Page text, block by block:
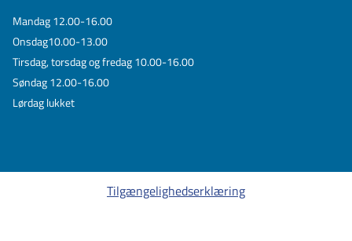
Mandag 12.00-16.00
Onsdag10.00-13.00
Tirsdag, torsdag og fredag 10.00-16.00
Søndag 12.00-16.00
Lørdag lukket
Tilgængelighedserklæring